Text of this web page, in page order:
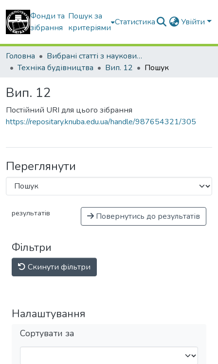
Фонди та
зібрання
Пошук за
критеріями
Статистика Увійти
Головна
Вибрані статті з наукових збірників КНУБА
Техніка будівництва
Вип. 12 Пошук
Вип. 12
Постійний URI для цього зібрання
https://repositary.knuba.edu.ua/handle/987654321/305
Переглянути
результатів Повернутись до результатів
Фільтри
Скинути фільтри
Налаштування
Сортувати за